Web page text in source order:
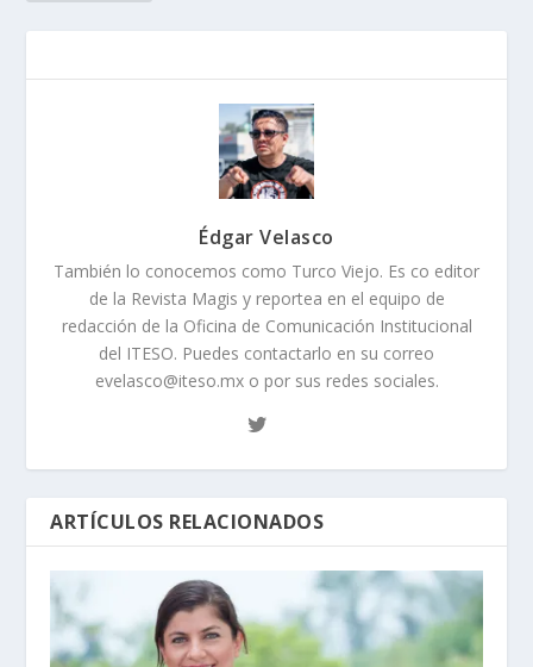
Édgar Velasco
También lo conocemos como Turco Viejo. Es co editor
de la Revista Magis y reportea en el equipo de
redacción de la Oficina de Comunicación Institucional
del ITESO. Puedes contactarlo en su correo
evelasco@iteso.mx o por sus redes sociales.
ARTÍCULOS RELACIONADOS